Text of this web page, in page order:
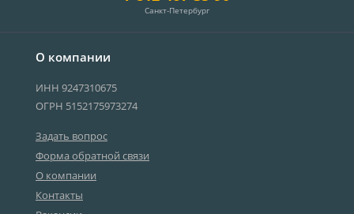
О компании
ИНН 9247310675
ОГРН 5152175973274
Задать вопрос
Форма обратной связи
О компании
Контакты
Санкт-Петербург